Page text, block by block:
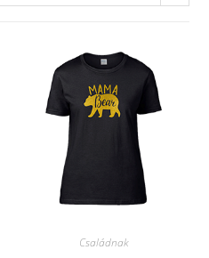
Családnak